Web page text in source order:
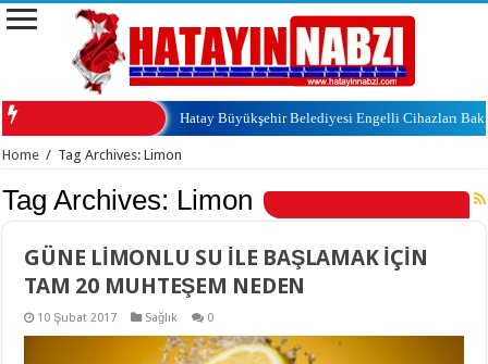
Hatay Büyükşehir Belediyesi Engelli Cihazları
Home / Tag Archives: Limon
Tag Archives: Limon
GÜNE LİMONLU SU İLE BAŞLAMAK İÇİN
TAM 20 MUHTEŞEM NEDEN
10 Şubat 2017 Sağlık 0